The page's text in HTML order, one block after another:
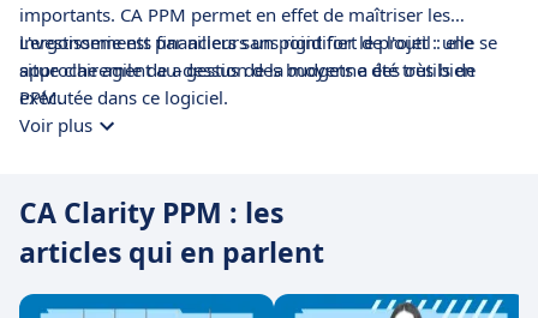
importants. CA PPM permet en effet de maîtriser les
investissements financiers sans rigidifier le projet : une
approche agile de a gestion des budgets a été très bien
exécutée dans ce logiciel.
L'ergonomie est par ailleurs un point fort de l'outil : elle se
situe clairement au-dessus de la moyenne des outils de
PPM.
Voir plus
CA Clarity PPM : les
articles qui en parlent